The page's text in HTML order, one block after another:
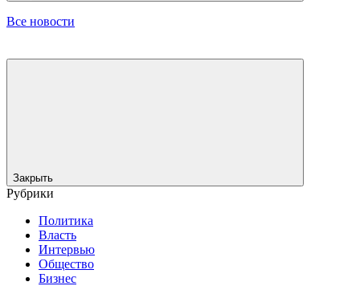
Все новости
Закрыть
Рубрики
Политика
Власть
Интервью
Общество
Бизнес